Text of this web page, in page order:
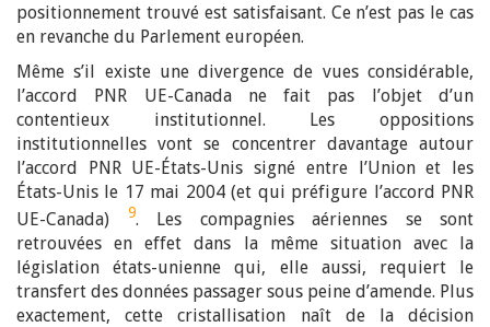
positionnement trouvé est satisfaisant. Ce n’est pas le cas
en revanche du Parlement européen.
Même s’il existe une divergence de vues considérable,
l’accord PNR UE-Canada ne fait pas l’objet d’un
contentieux institutionnel. Les oppositions
institutionnelles vont se concentrer davantage autour
l’accord PNR UE-États-Unis signé entre l’Union et les
États-Unis le 17 mai 2004 (et qui préfigure l’accord PNR
UE-Canada)
9. Les compagnies aériennes se sont
retrouvées en effet dans la même situation avec la
législation états-unienne qui, elle aussi, requiert le
transfert des données passager sous peine d’amende. Plus
exactement, cette cristallisation naît de la décision